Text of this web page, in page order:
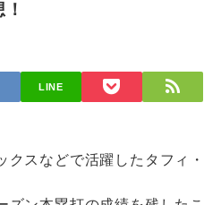
LINE
クスなどで活躍したタフィ・